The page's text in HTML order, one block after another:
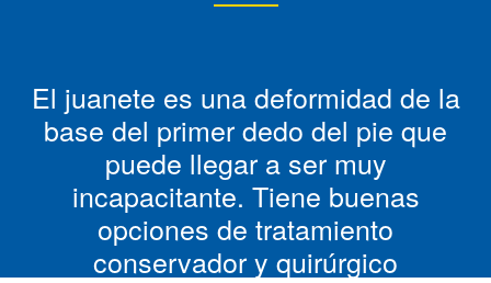
El juanete es una deformidad de la
base del primer dedo del pie que
puede llegar a ser muy
incapacitante. Tiene buenas
opciones de tratamiento
conservador y quirúrgico